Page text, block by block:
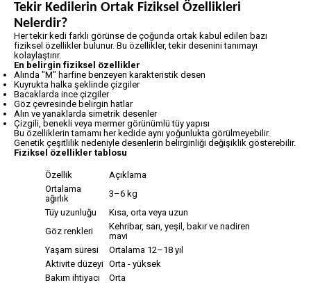
Tekir Kedilerin Ortak Fiziksel Özellikleri
Nelerdir?
Her tekir kedi farklı görünse de çoğunda ortak kabul edilen bazı
fiziksel özellikler bulunur. Bu özellikler, tekir desenini tanımayı
kolaylaştırır.
En belirgin fiziksel özellikler
Alında "M" harfine benzeyen karakteristik desen
Kuyrukta halka şeklinde çizgiler
Bacaklarda ince çizgiler
Göz çevresinde belirgin hatlar
Alın ve yanaklarda simetrik desenler
Çizgili, benekli veya mermer görünümlü tüy yapısı
Bu özelliklerin tamamı her kedide aynı yoğunlukta görülmeyebilir.
Genetik çeşitlilik nedeniyle desenlerin belirginliği değişiklik gösterebilir.
Fiziksel özellikler tablosu
Özellik
Açıklama
Ortalama
ağırlık
3–6 kg
Tüy uzunluğu
Kısa, orta veya uzun
Göz renkleri
Kehribar, sarı, yeşil, bakır ve nadiren
mavi
Yaşam süresi
Ortalama 12–18 yıl
Aktivite düzeyi Orta - yüksek
Bakım ihtiyacı
Orta